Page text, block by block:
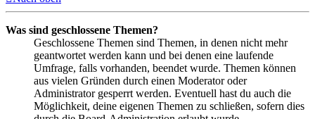
Was sind geschlossene Themen?
Geschlossene Themen sind Themen, in denen nicht mehr
geantwortet werden kann und bei denen eine laufende
Umfrage, falls vorhanden, beendet wurde. Themen können
aus vielen Gründen durch einen Moderator oder
Administrator gesperrt werden. Eventuell hast du auch die
Möglichkeit, deine eigenen Themen zu schließen, sofern dies